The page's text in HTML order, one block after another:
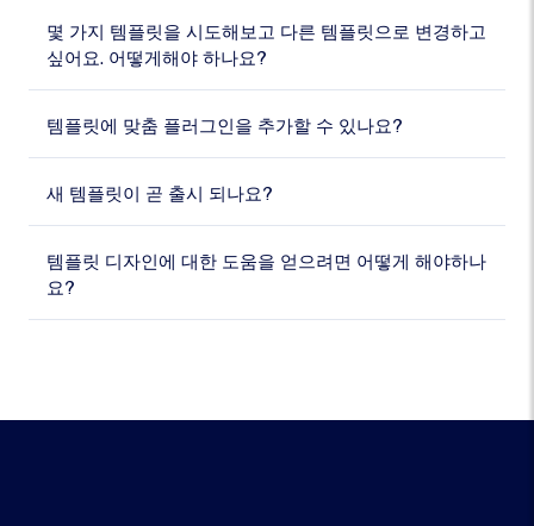
몇 가지 템플릿을 시도해보고 다른 템플릿으로 변경하고
싶어요. 어떻게해야 하나요?
템플릿에 맞춤 플러그인을 추가할 수 있나요?
새 템플릿이 곧 출시 되나요?
템플릿 디자인에 대한 도움을 얻으려면 어떻게 해야하나
요?